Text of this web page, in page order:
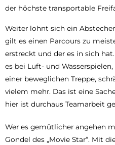
der höchste transportable
Weiter lohnt sich ein
gilt es einen Parcours zu
erstreckt und der es in sich
es bei Luft- und
einer beweglichen Treppe,
vielem mehr. Das ist eine
hier ist durchaus Teamarbeit
Wer es gemütlicher angehen
Gondel des „Movie Star“. Mit